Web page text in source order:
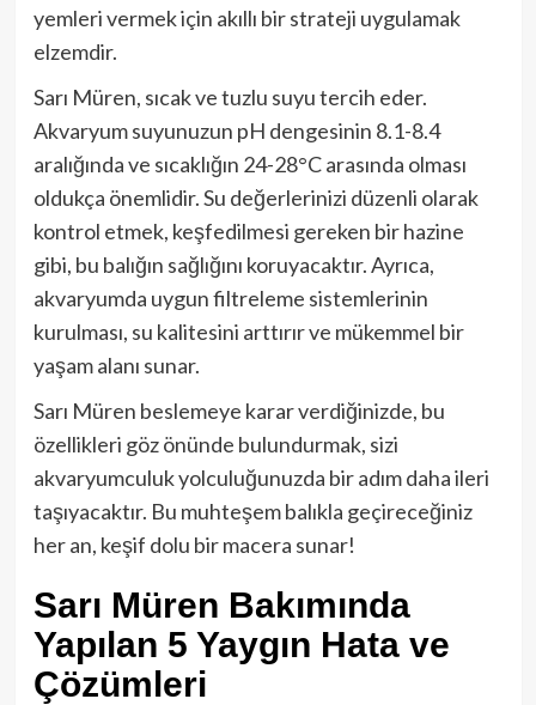
yemleri vermek için akıllı bir strateji uygulamak
elzemdir.
Sarı Müren, sıcak ve tuzlu suyu tercih eder.
Akvaryum suyunuzun pH dengesinin 8.1-8.4
aralığında ve sıcaklığın 24-28°C arasında olması
oldukça önemlidir. Su değerlerinizi düzenli olarak
kontrol etmek, keşfedilmesi gereken bir hazine
gibi, bu balığın sağlığını koruyacaktır. Ayrıca,
akvaryumda uygun filtreleme sistemlerinin
kurulması, su kalitesini arttırır ve mükemmel bir
yaşam alanı sunar.
Sarı Müren beslemeye karar verdiğinizde, bu
özellikleri göz önünde bulundurmak, sizi
akvaryumculuk yolculuğunuzda bir adım daha ileri
taşıyacaktır. Bu muhteşem balıkla geçireceğiniz
her an, keşif dolu bir macera sunar!
Sarı Müren Bakımında
Yapılan 5 Yaygın Hata ve
Çözümleri